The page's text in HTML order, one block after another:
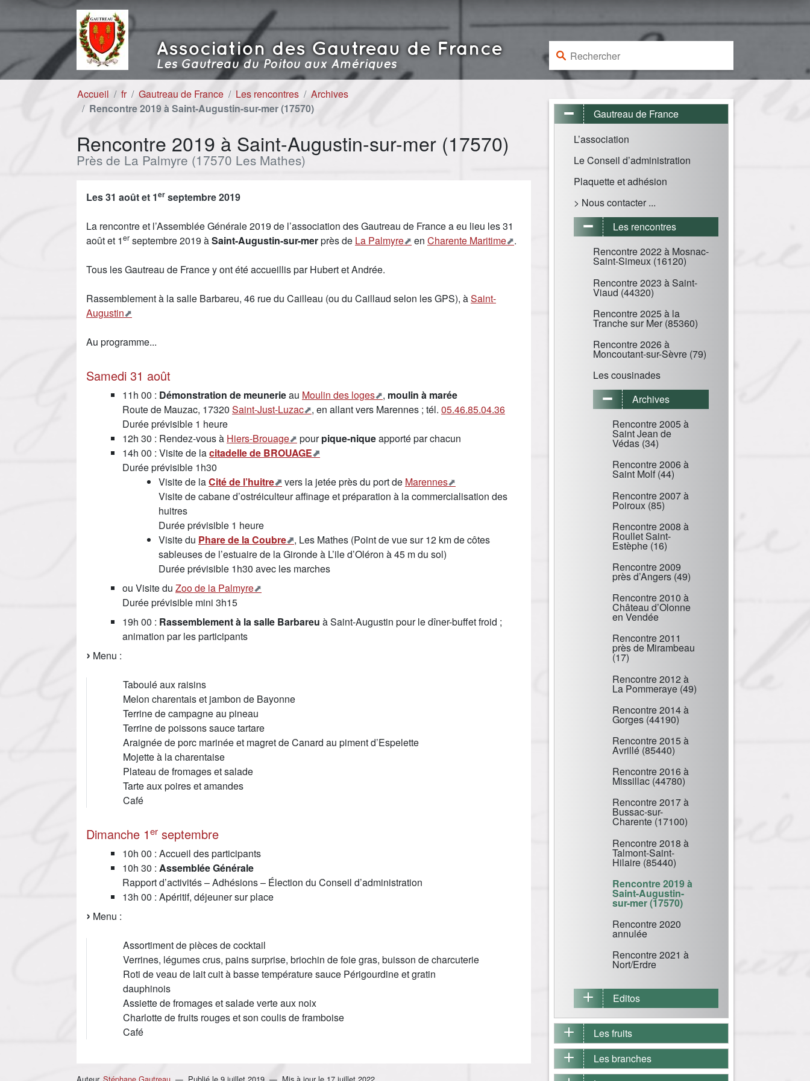
Aller au contenu
Aller à la navigation
Association des Gautreau de France
Les Gautreau du Poitou aux Amériques
Rechercher :
Accueil fr Gautreau de France Les rencontres
Archives
Rencontre 2019 à Saint-Augustin-sur-mer (17570)
Rencontre 2019 à Saint-Augustin-sur-mer (17570)
Près de La Palmyre (17570 Les Mathes)
Les 31 août et 1er septembre 2019
La rencontre et l’Assemblée Générale 2019 de l’association des Gautreau de France a eu lieu les 31
août et 1er septembre 2019 àSaint-Augustin-sur-merprès de La Palmyre en Charente Maritime .
Tous les Gautreau de France y ont été accueillis par Hubert et Andrée.
Rassemblement à la salle Barbareu, 46 rue du Cailleau (ou du Caillaud selon les GPS), àSaint-
Augustin
Au programme...
Samedi 31 août
11h 00 : Démonstration de meunerieau Moulin des loges , moulin à marée
Route de Mauzac, 17320 Saint-Just-Luzac , en allant vers Marennes ; tél. 05.46.85.04.36
Durée prévisible 1 heure
12h 30 : Rendez-vous à Hiers-Brouage pourpique-niqueapporté par chacun
14h 00 : Visite de lacitadelle de BROUAGE
Durée prévisible 1h30
Visite de laCité de l’huitre vers la jetée près du port de Marennes
Visite de cabane d’ostréiculteur affinage et préparation à la commercialisation des
huitres
Durée prévisible 1 heure
Visite du Phare de la Coubre
, Les Mathes (Point de vue sur 12 km de côtes
sableuses de l’estuaire de la Gironde à L’ile d’Oléron à 45 m du sol)
Durée prévisible 1h30 avec les marches
ou Visite du Zoo de la Palmyre
Durée prévisible mini 3h15
19h 00 : Rassemblement à la salle Barbareu à Saint-Augustin pour le dîner-buffet froid ;
animation par les participants
Menu :
Taboulé aux raisins
Melon charentais et jambon de Bayonne
Terrine de campagne au pineau
Terrine de poissons sauce tartare
Araignée de porc marinée et magret de Canard au piment d’Espelette
Mojette à la charentaise
Plateau de fromages et salade
Tarte aux poires et amandes
Café
Dimanche 1er septembre
10h 00 : Accueil des participants
10h 30 : Assemblée Générale
Rapport d’activités – Adhésions – Élection du Conseil d’administration
13h 00 : Apéritif, déjeuner sur place
Menu :
Assortiment de pièces de cocktail
Verrines, légumes crus, pains surprise, briochin de foie gras, buisson de charcuterie
Roti de veau de lait cuit à basse température sauce Périgourdine et gratin
dauphinois
Assiette de fromages et salade verte aux noix
Charlotte de fruits rouges et son coulis de framboise
Café
Gautreau de France
L’association
Le Conseil d’administration
Plaquette et adhésion
> Nous contacter ...
Les rencontres
Rencontre 2022 à Mosnac-
Saint-Simeux (16120)
Rencontre 2023 à Saint-
Viaud (44320)
Rencontre 2025 à la
Tranche sur Mer (85360)
Rencontre 2026 à
Moncoutant-sur-Sèvre (79)
Les cousinades
Archives
Rencontre 2005 à
Saint Jean de
Védas (34)
Rencontre 2006 à
Saint Molf (44)
Rencontre 2007 à
Poiroux (85)
Rencontre 2008 à
Roullet Saint-
Estèphe (16)
Rencontre 2009
près d’Angers (49)
Rencontre 2010 à
Château d’Olonne
en Vendée
Rencontre 2011
près de Mirambeau
(17)
Rencontre 2012 à
La Pommeraye (49)
Rencontre 2014 à
Gorges (44190)
Rencontre 2015 à
Avrillé (85440)
Rencontre 2016 à
Missillac (44780)
Rencontre 2017 à
Bussac-sur-
Charente (17100)
Rencontre 2018 à
Talmont-Saint-
Hilaire (85440)
Rencontre 2019 à
Saint-Augustin-
sur-mer (17570)
Rencontre 2020
annulée
Rencontre 2021 à
Nort/Erdre
Editos
Les fruits
Les branches